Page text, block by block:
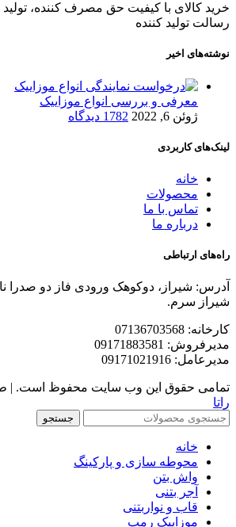
خرید کالای با کیفیت حق مصرف کننده، تولید
رسالت تولید کننده
نوشته‌های اخیر
معرفی و بررسی انواع موزاییک
ژوئن 6, 2022
1782 دیدگاه
لینک‌های کاربردی
خانه
محصولات
تماس با ما
درباره ما
راه‌های ارتباطی
آدرس: شیراز، دوکوهک ورودی فاز دو صدرا
شیراز سرم.
کارخانه: 07136703568
مدیرفروش: 09171883581
مدیرعامل: 09171021916
تمامی حقوق این وب سایت محفوظ است. |
راتا
جستجو
خانه
محوطه سازی و پارکینگ
واش بتن
آجر بتنی
قاب و نواربتنی
موزاییک رمپ